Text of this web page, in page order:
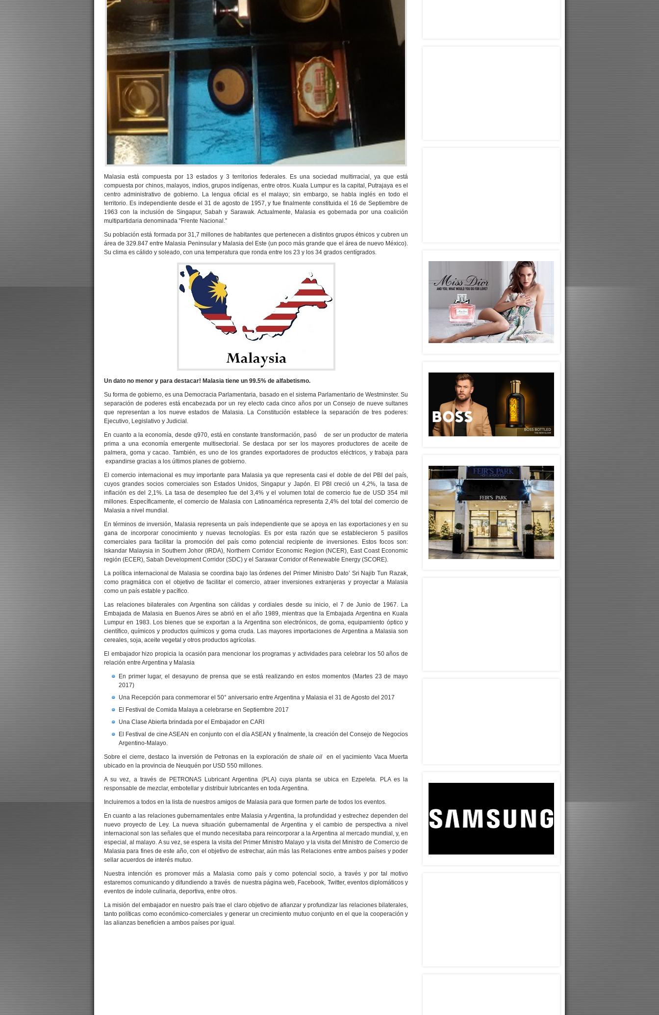
Malasia está compuesta por 13 estados y 3 territorios federales. Es una sociedad multirracial, ya que está
compuesta por chinos, malayos, indios, grupos indígenas, entre otros. Kuala Lumpur es la capital, Putrajaya es el
centro administrativo de gobierno. La lengua oficial es el malayo; sin embargo, se habla inglés en todo el
territorio. Es independiente desde el 31 de agosto de 1957, y fue finalmente constituida el 16 de Septiembre de
1963 con la inclusión de Singapur, Sabah y Sarawak. Actualmente, Malasia es gobernada por una coalición
multipartidaria denominada “Frente Nacional.”
Su población está formada por 31,7 millones de habitantes que pertenecen a distintos grupos étnicos y cubren un
área de 329.847 entre Malasia Peninsular y Malasia del Este (un poco más grande que el área de nuevo México).
Su clima es cálido y soleado, con una temperatura que ronda entre los 23 y los 34 grados centígrados.
Un dato no menor y para destacar! Malasia tiene un 99.5% de alfabetismo.
Su forma de gobierno, es una Democracia Parlamentaria, basado en el sistema Parlamentario de Westminster. Su
separación de poderes está encabezada por un rey electo cada cinco años por un Consejo de nueve sultanes
que representan a los nueve estados de Malasia. La Constitución establece la separación de tres poderes:
Ejecutivo, Legislativo y Judicial.
En cuanto a la economía, desde q970, está en constante transformación, pasó de ser un productor de materia
prima a una economía emergente multisectorial. Se destaca por ser los mayores productores de aceite de
palmera, goma y cacao. También, es uno de los grandes exportadores de productos eléctricos, y trabaja para
expandirse gracias a los últimos planes de gobierno.
El comercio internacional es muy importante para Malasia ya que representa casi el doble de del PBI del país,
cuyos grandes socios comerciales son Estados Unidos, Singapur y Japón. El PBI creció un 4,2%, la tasa de
inflación es del 2,1%. La tasa de desempleo fue del 3,4% y el volumen total de comercio fue de USD 354 mil
millones. Específicamente, el comercio de Malasia con Latinoamérica representa 2,4% del total del comercio de
Malasia a nivel mundial.
En términos de inversión, Malasia representa un país independiente que se apoya en las exportaciones y en su
gana de incorporar conocimiento y nuevas tecnologías. Es por esta razón que se establecieron 5 pasillos
comerciales para facilitar la promoción del país como potencial recipiente de inversiones. Estos focos son:
Iskandar Malaysia in Southern Johor (IRDA), Northern Corridor Economic Region (NCER), East Coast Economic
región (ECER), Sabah Development Corridor (SDC) y el Sarawar Corridor of Renewable Energy (SCORE).
La política internacional de Malasia se coordina bajo las órdenes del Primer Ministro Dato’ Sri Najib Tun Razak,
como pragmática con el objetivo de facilitar el comercio, atraer inversiones extranjeras y proyectar a Malasia
como un país estable y pacífico.
Las relaciones bilaterales con Argentina son cálidas y cordiales desde su inicio, el 7 de Junio de 1967. La
Embajada de Malasia en Buenos Aires se abrió en el año 1989, mientras que la Embajada Argentina en Kuala
Lumpur en 1983. Los bienes que se exportan a la Argentina son electrónicos, de goma, equipamiento óptico y
científico, químicos y productos químicos y goma cruda. Las mayores importaciones de Argentina a Malasia son
cereales, soja, aceite vegetal y otros productos agrícolas.
El embajador hizo propicia la ocasión para mencionar los programas y actividades para celebrar los 50 años de
relación entre Argentina y Malasia
En primer lugar, el desayuno de prensa que se está realizando en estos momentos (Martes 23 de mayo
2017)
Una Recepción para conmemorar el 50° aniversario entre Argentina y Malasia el 31 de Agosto del 2017
El Festival de Comida Malaya a celebrarse en Septiembre 2017
Una Clase Abierta brindada por el Embajador en CARI
El Festival de cine ASEAN en conjunto con el día ASEAN y finalmente, la creación del Consejo de Negocios
Argentino-Malayo.
Sobre el cierre, destaco la inversión de Petronas en la exploración deshale oil en el yacimiento Vaca Muerta
ubicado en la provincia de Neuquén por USD 550 millones.
A su vez, a través de PETRONAS Lubricant Argentina (PLA) cuya planta se ubica en Ezpeleta. PLA es la
responsable de mezclar, embotellar y distribuir lubricantes en toda Argentina.
Incluiremos a todos en la lista de nuestros amigos de Malasia para que formen parte de todos los eventos.
En cuanto a las relaciones gubernamentales entre Malasia y Argentina, la profundidad y estrechez dependen del
nuevo proyecto de Ley. La nueva situación gubernamental de Argentina y el cambio de perspectiva a nivel
internacional son las señales que el mundo necesitaba para reincorporar a la Argentina al mercado mundial, y, en
especial, al malayo. A su vez, se espera la visita del Primer Ministro Malayo y la visita del Ministro de Comercio de
Malasia para fines de este año, con el objetivo de estrechar, aún más las Relaciones entre ambos países y poder
sellar acuerdos de interés mutuo.
Nuestra intención es promover más a Malasia como país y como potencial socio, a través y por tal motivo
estaremos comunicando y difundiendo a través de nuestra página web, Facebook, Twitter, eventos diplomáticos y
eventos de índole culinaria, deportiva, entre otros.
La misión del embajador en nuestro país trae el claro objetivo de afianzar y profundizar las relaciones bilaterales,
tanto políticas como económico-comerciales y generar un crecimiento mutuo conjunto en el que la cooperación y
las alianzas beneficien a ambos países por igual.